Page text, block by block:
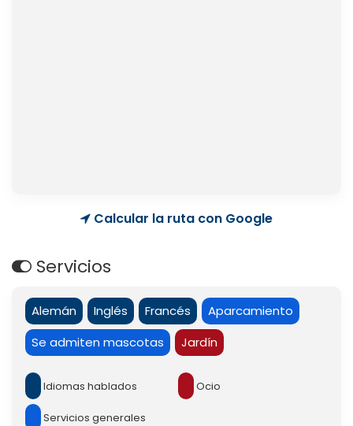
Calcular la ruta con Google
Servicios
Alemán Inglés Francés
Aparcamiento
Se admiten mascotas
Jardín
Idiomas hablados
Servicios generales
Ocio